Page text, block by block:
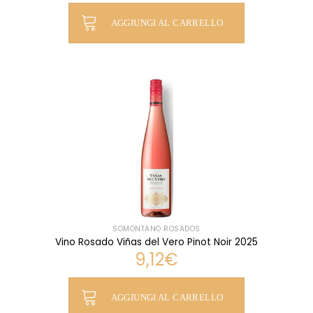
AGGIUNGI AL CARRELLO
SOMONTANO ROSADOS
Vino Rosado Viñas del Vero Pinot Noir 2025
9,12€
AGGIUNGI AL CARRELLO